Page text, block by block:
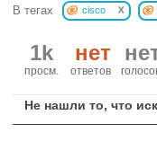
В тегах cisco x
нет
ответов
1k
просм.
Не нашли то, что